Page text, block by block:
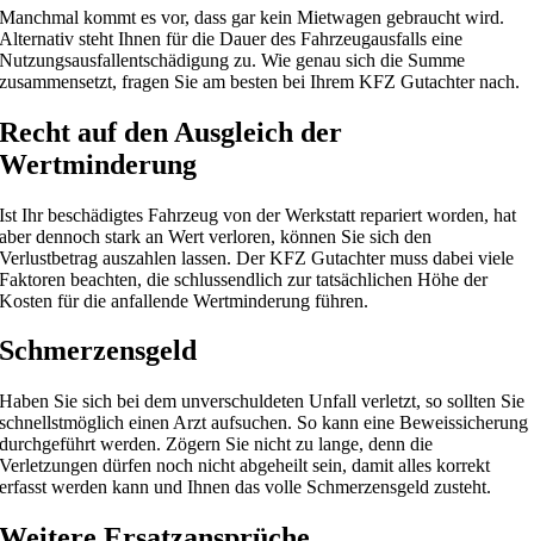
Manchmal kommt es vor, dass gar kein Mietwagen gebraucht wird.
Alternativ steht Ihnen für die Dauer des Fahrzeugausfalls eine
Nutzungsausfallentschädigung zu. Wie genau sich die Summe
zusammensetzt, fragen Sie am besten bei Ihrem KFZ Gutachter nach.
Recht auf den Ausgleich der
Wertminderung
Ist Ihr beschädigtes Fahrzeug von der Werkstatt repariert worden, hat
aber dennoch stark an Wert verloren, können Sie sich den
Verlustbetrag auszahlen lassen. Der KFZ Gutachter muss dabei viele
Faktoren beachten, die schlussendlich zur tatsächlichen Höhe der
Kosten für die anfallende Wertminderung führen.
Schmerzensgeld
Haben Sie sich bei dem unverschuldeten Unfall verletzt, so sollten Sie
schnellstmöglich einen Arzt aufsuchen. So kann eine Beweissicherung
durchgeführt werden. Zögern Sie nicht zu lange, denn die
Verletzungen dürfen noch nicht abgeheilt sein, damit alles korrekt
erfasst werden kann und Ihnen das volle Schmerzensgeld zusteht.